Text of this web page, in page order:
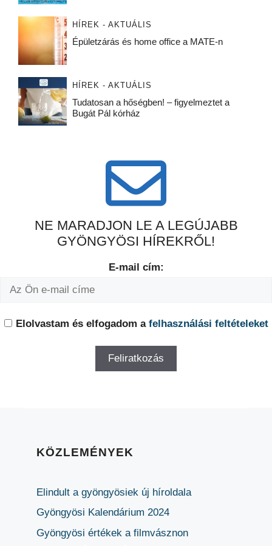
HÍREK - AKTUÁLIS
Épületzárás és home office a MATE-n
HÍREK - AKTUÁLIS
Tudatosan a hőségben! – figyelmeztet a
Bugát Pál kórház
NE MARADJON LE A LEGÚJABB
GYÖNGYÖSI HÍREKRŐL!
E-mail cím:
Elolvastam és elfogadom a felhasználási feltételeket
KÖZLEMÉNYEK
Elindult a gyöngyösiek új híroldala
Gyöngyösi Kalendárium 2024
Gyöngyösi értékek a filmvásznon